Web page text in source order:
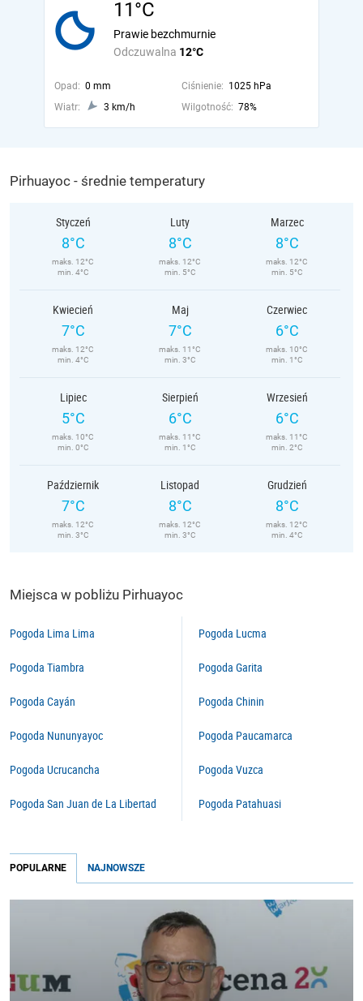
11°C
Odczuwalna 12°C
Prawie bezchmurnie
Opad: 0 mm Ciśnienie: 1025 hPa
Wiatr:
3 km/h Wilgotność: 78%
Pirhuayoc - średnie temperatury
Styczeń
8°C
maks. 12°C
min. 4°C
Luty
8°C
maks. 12°C
min. 5°C
Marzec
8°C
maks. 12°C
min. 5°C
Kwiecień
7°C
maks. 12°C
min. 4°C
Maj
7°C
maks. 11°C
min. 3°C
Czerwiec
6°C
maks. 10°C
min. 1°C
Lipiec
5°C
maks. 10°C
min. 0°C
Sierpień
6°C
maks. 11°C
min. 1°C
Wrzesień
6°C
maks. 11°C
min. 2°C
Październik
7°C
maks. 12°C
min. 3°C
Listopad
8°C
maks. 12°C
min. 3°C
Grudzień
8°C
maks. 12°C
min. 4°C
Miejsca w pobliżu Pirhuayoc
Pogoda Lima Lima
Pogoda Tiambra
Pogoda Cayán
Pogoda Nununyayoc
Pogoda Ucrucancha
Pogoda San Juan de La Libertad
Pogoda Lucma
Pogoda Garita
Pogoda Chinin
Pogoda Paucamarca
Pogoda Vuzca
Pogoda Patahuasi
POPULARNE NAJNOWSZE